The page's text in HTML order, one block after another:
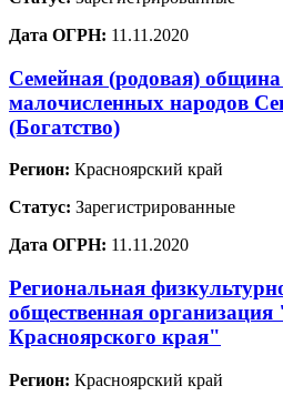
Дата ОГРН: 11.11.2020
Семейная (родовая)
малочисленных народов
(Богатство)
Регион: Красноярский край
Статус: Зарегистрированные
Дата ОГРН: 11.11.2020
Региональная
общественная
Красноярского края"
Регион: Красноярский край